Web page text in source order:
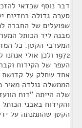
סערה גדולה במדינת
שפועלים של החברה
מבנה ליד הכותל
המערבי הקטן. כל
1972 ולכן אולי
העפר של הקידוח
אחד שחלק על קדושת
הממשלה גולדה מאיר
שלה הייתה "דוח
והקידוח באבני
הקטן שהתמנתה על